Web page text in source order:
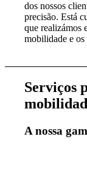
dos nossos
precisão. Está
que realizámos
mobilidade e os
Serviços
A nossa